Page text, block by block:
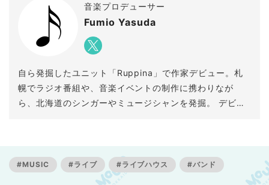
音楽プロデューサー
Fumio Yasuda
自ら発掘したユニット「Ruppina」で作家デビュー。札
幌でラジオ番組や、音楽イベントの制作に携わりなが
ら、北海道のシンガーやミュージシャンを発掘。 デビュ
ソン大賞アーティストソング賞】を受賞。実弟は俳優・
タレントの安田顕。
#MUSIC #ライブ #ライブハウス #バンド